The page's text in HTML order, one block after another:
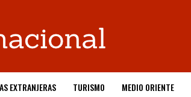
EXTRANJERAS TURISMO MEDIO ORIENTE